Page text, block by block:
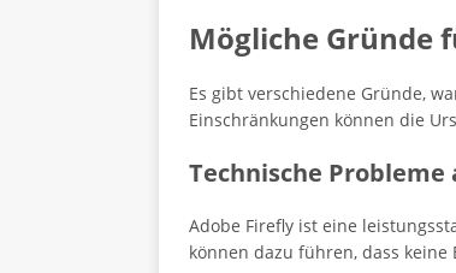
Mögliche Gründe
Es gibt verschiedene Gründe,
Einschränkungen können die
Technische
Adobe Firefly ist eine
können dazu führen, dass